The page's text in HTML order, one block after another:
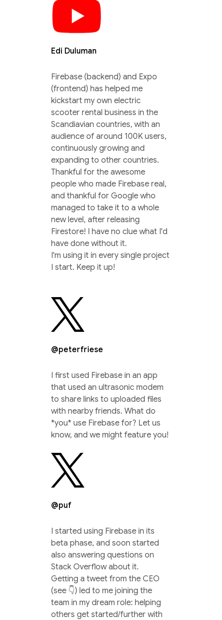
Edi Duluman
Firebase (backend) and Expo
(frontend) has helped me
kickstart my own electric
scooter rental business in the
Scandiavian countries, with an
audience of around 100K users,
continuously growing and
expanding to other countries.
Thankful for the awesome
people who made Firebase real,
and thankful for Google who
managed to take it to a whole
new level, after releasing
Firestore! I have no clue what I'd
have done without it.
I'm using it in every single project
I start. Keep it up!
@peterfriese
I first used Firebase in an app
that used an ultrasonic modem
to share links to uploaded files
with nearby friends. What do
*you* use Firebase for? Let us
know, and we might feature you!
@puf
I started using Firebase in its
beta phase, and soon started
also answering questions on
Stack Overflow about it.
Getting a tweet from the CEO
(see 👇) led to me joining the
team in my dream role: helping
others get started/further with